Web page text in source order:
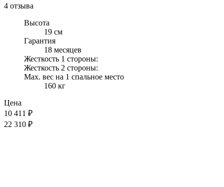
4 отзыва
Высота
19 см
Гарантия
18 месяцев
Жесткость 1 стороны:
Жесткость 2 стороны:
Max. вес на 1 спальное место
160 кг
Цена
10 411 ₽
22 310 ₽